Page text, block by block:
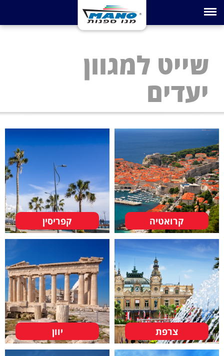
Toggle navigation
שייט למגוון
יעדים
קרואטיה קפריסין
צרפת יוון